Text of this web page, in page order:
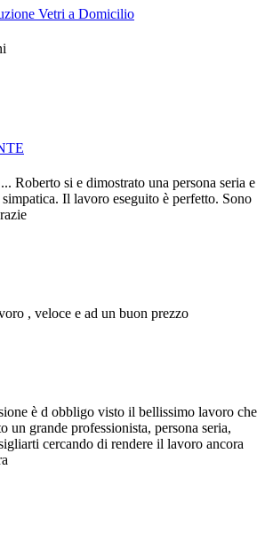
Vetri a Domicilio
Roberto si e dimostrato una persona seria e
Il lavoro eseguito è perfetto. Sono
, veloce e ad un buon prezzo
è d obbligo visto il bellissimo lavoro che
un grande professionista, persona seria,
cercando di rendere il lavoro ancora